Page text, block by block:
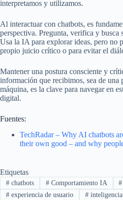
interpretamos y utilizamos.
Al interactuar con chatbots, es
perspectiva. Pregunta, verifica y busca
Usa la IA para explorar ideas, pero no
propio juicio crítico o para evitar el
Mantener una postura consciente y
información que recibimos, sea de una
máquina, es la clave para navegar en
digital.
Fuentes:
TechRadar – Why AI chatbots
their own good – and why
Etiquetas
#chatbots #Comportamiento IA #
#experiencia de usuario #